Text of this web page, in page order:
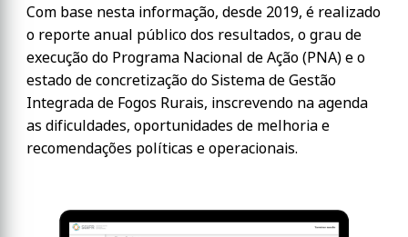
Com base nesta informação, desde 2019, é realizado
o reporte anual público dos resultados, o grau de
execução do Programa Nacional de Ação (PNA) e o
estado de concretização do Sistema de Gestão
Integrada de Fogos Rurais, inscrevendo na agenda
as dificuldades, oportunidades de melhoria e
recomendações políticas e operacionais.